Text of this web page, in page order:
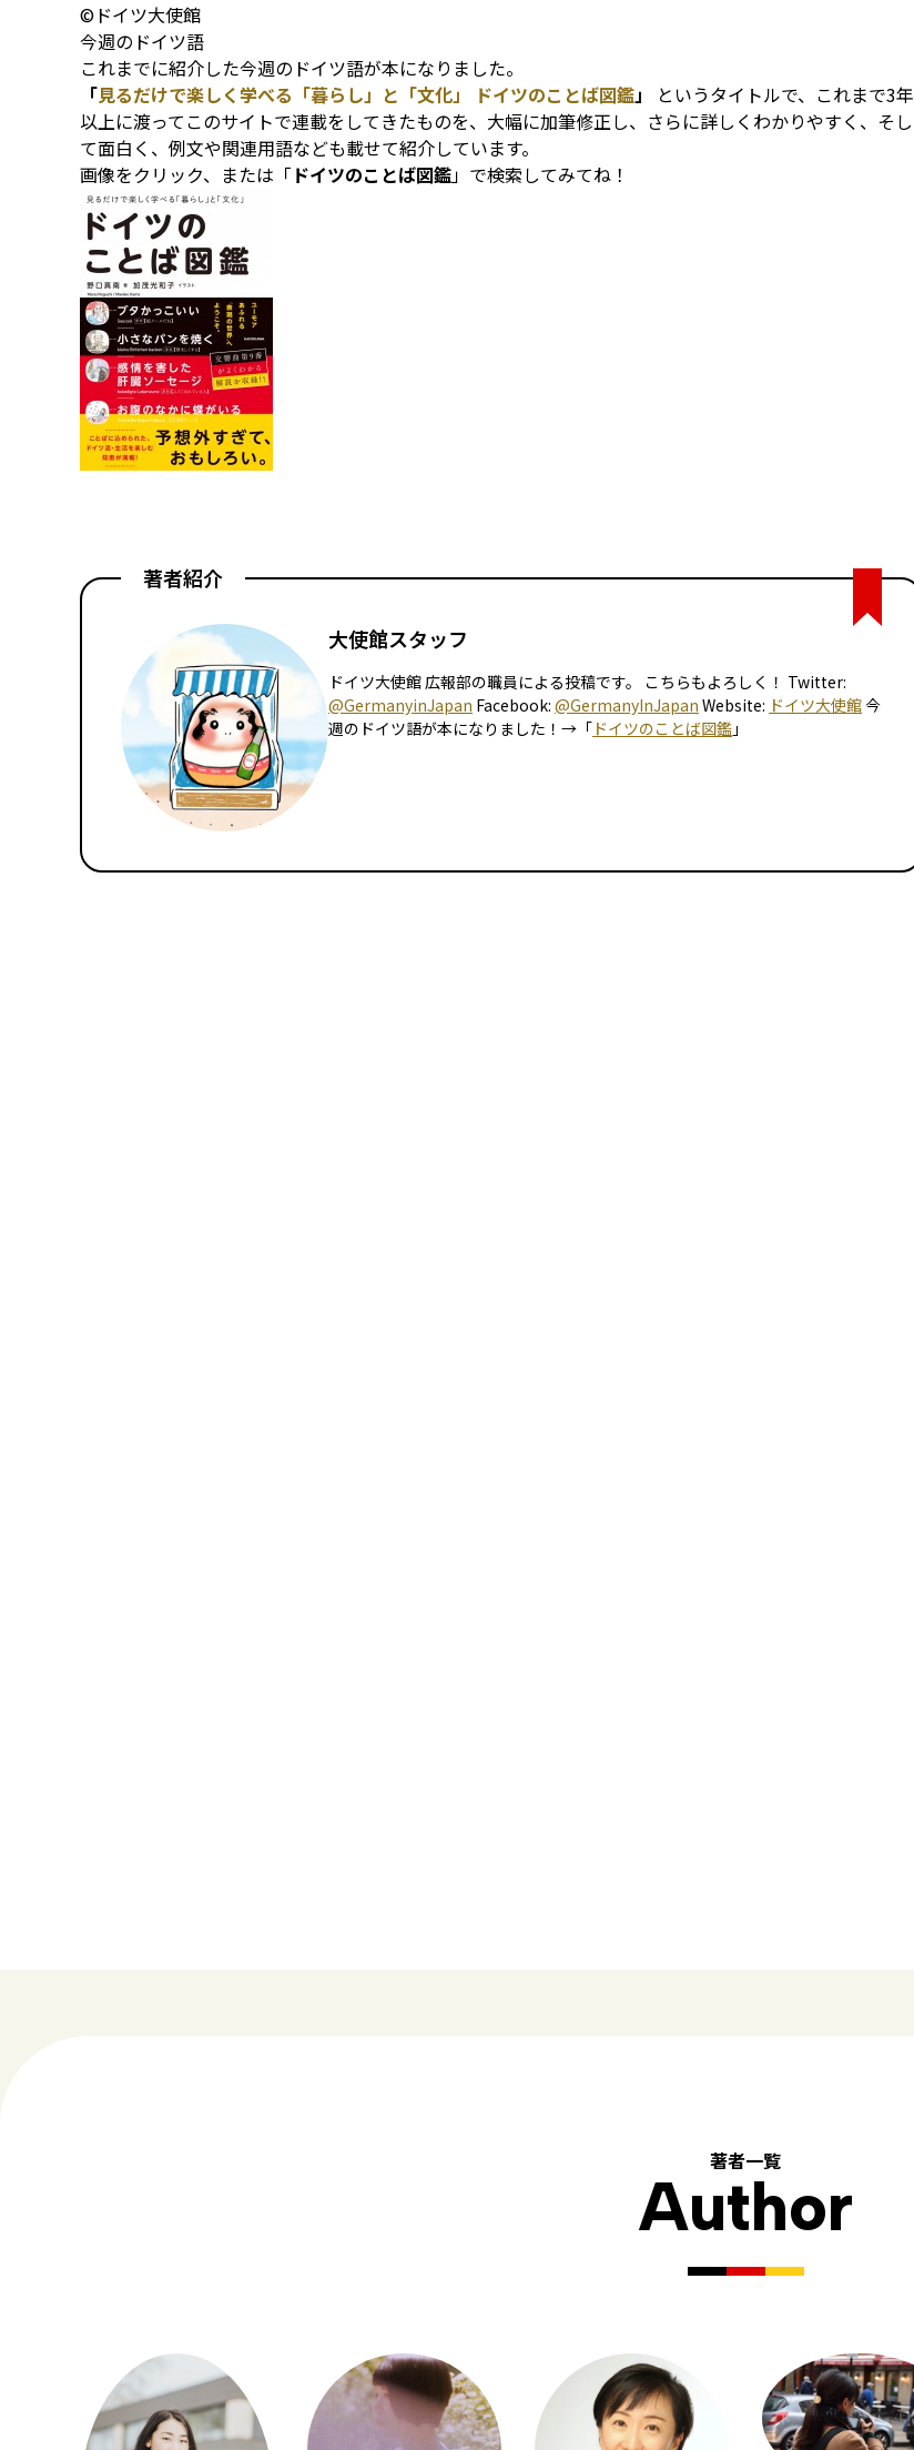
©ドイツ大使館
今週のドイツ語
これまでに紹介した今週のドイツ語が本になりました。
「見るだけで楽しく学べる「暮らし」と「文化」 ドイツのことば図鑑」
というタイトルで、これまで3年
以上に渡ってこのサイトで連載をしてきたものを、大幅に加筆修正し、さらに詳しくわかりやすく、そし
て面白く、例文や関連用語なども載せて紹介しています。
画像をクリック、または「 ドイツのことば図鑑」で検索してみてね！
著者紹介
大使館スタッフ
ドイツ大使館 広報部の職員による投稿です。 こちらもよろしく！ Twitter:
@GermanyinJapan Facebook: @GermanyInJapan Website: ドイツ大使館今
週のドイツ語が本になりました！→「 ドイツのことば図鑑 」
著者一覧
Author